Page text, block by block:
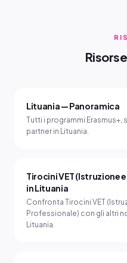
Lituania — Panoramica
Tutti i programmi
partner in Lituania.
Tirocini VET (Istruzione
in Lituania
Confronta Tirocini VET
Professionale) con gli altri
Lituania.